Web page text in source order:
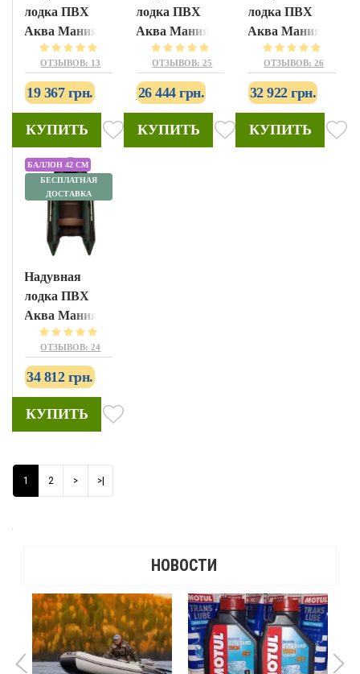
лодка ПВХ
Аква Мания
АМ-330
ОТЗЫВОВ: 13
19 367 грн.
КУПИТЬ
лодка ПВХ
Аква Мания
АМК-290
ОТЗЫВОВ: 25
26 444 грн.
КУПИТЬ
лодка ПВХ
Аква Мания
АМК-310
ОТЗЫВОВ: 26
32 922 грн.
КУПИТЬ
БАЛЛОН 42 СМ
БЕСПЛАТНАЯ
ДОСТАВКА
Надувная
лодка ПВХ
Аква Мания
АМК-330
ОТЗЫВОВ: 24
34 812 грн.
КУПИТЬ
1 2 > >|